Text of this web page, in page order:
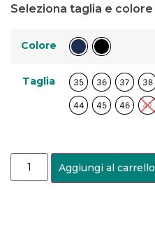
Seleziona taglia e colore
Colore
Taglia 35 36 37 38
44 45 46 47
Aggiungi al carrello